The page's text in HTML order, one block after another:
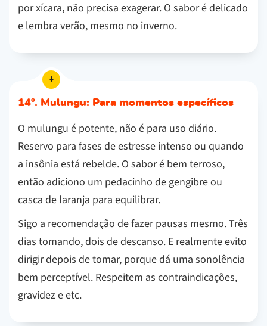
por xícara, não precisa exagerar. O sabor é delicado
e lembra verão, mesmo no inverno.
14º. Mulungu: Para momentos específicos
O mulungu é potente, não é para uso diário.
Reservo para fases de estresse intenso ou quando
a insônia está rebelde. O sabor é bem terroso,
então adiciono um pedacinho de gengibre ou
casca de laranja para equilibrar.
Sigo a recomendação de fazer pausas mesmo. Três
dias tomando, dois de descanso. E realmente evito
dirigir depois de tomar, porque dá uma sonolência
bem perceptível. Respeitem as contraindicações,
gravidez e etc.